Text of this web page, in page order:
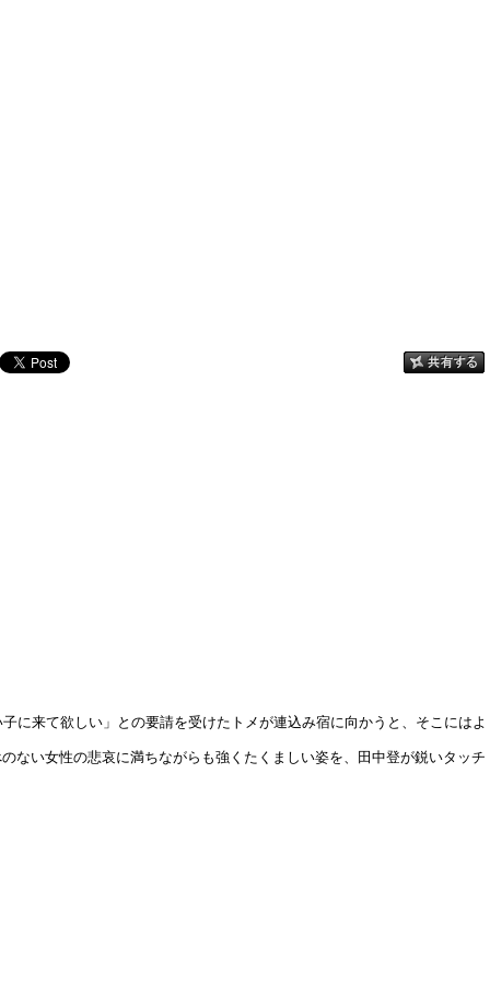
に来て欲しい」との要請を受けたトメが連込み宿に向かうと、そこにはよ
い女性の悲哀に満ちながらも強くたくましい姿を、田中登が鋭いタッチ